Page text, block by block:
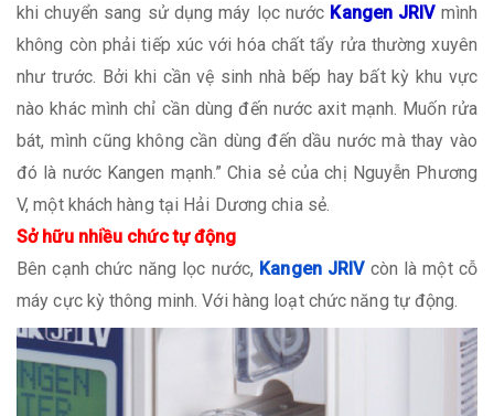
khi chuyển sang sử dụng máy lọc nước Kangen JRIV mình
không còn phải tiếp xúc với hóa chất tẩy rửa thường xuyên
như trước. Bởi khi cần vệ sinh nhà bếp hay bất kỳ khu vực
nào khác mình chỉ cần dùng đến nước axit mạnh. Muốn rửa
bát, mình cũng không cần dùng đến dầu nước mà thay vào
đó là nước Kangen mạnh.” Chia sẻ của chị Nguyễn Phương
V, một khách hàng tại Hải Dương chia sẻ.
Sở hữu nhiều chức tự động
Bên cạnh chức năng lọc nước, Kangen JRIV còn là một cỗ
máy cực kỳ thông minh. Với hàng loạt chức năng tự động.